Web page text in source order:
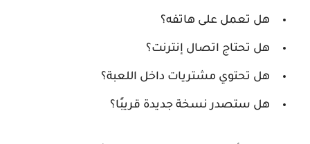
هل تعمل على هاتفه؟
هل تحتاج اتصال إنترنت؟
هل تحتوي مشتريات داخل اللعبة؟
هل ستصدر نسخة جديدة قريبًا؟